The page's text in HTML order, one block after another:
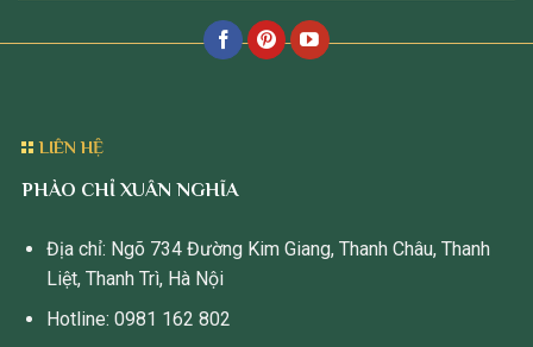
LIÊN HỆ
PHÀO CHỈ XUÂN NGHĨA
Địa chỉ: Ngõ 734 Đường Kim Giang, Thanh Châu, Thanh
Liệt, Thanh Trì, Hà Nội
Hotline: 0981 162 802